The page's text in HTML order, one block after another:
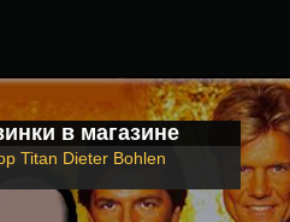
в магазине
Titan Dieter Bohlen